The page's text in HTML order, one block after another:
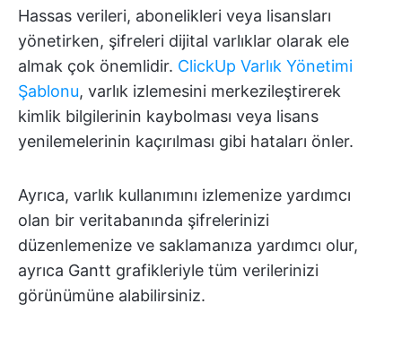
Hassas verileri, abonelikleri veya lisansları
yönetirken, şifreleri dijital varlıklar olarak ele
almak çok önemlidir. ClickUp Varlık Yönetimi
Şablonu, varlık izlemesini merkezileştirerek
kimlik bilgilerinin kaybolması veya lisans
yenilemelerinin kaçırılması gibi hataları önler.
Ayrıca, varlık kullanımını izlemenize yardımcı
olan bir veritabanında şifrelerinizi
düzenlemenize ve saklamanıza yardımcı olur,
ayrıca Gantt grafikleriyle tüm verilerinizi
görünümüne alabilirsiniz.